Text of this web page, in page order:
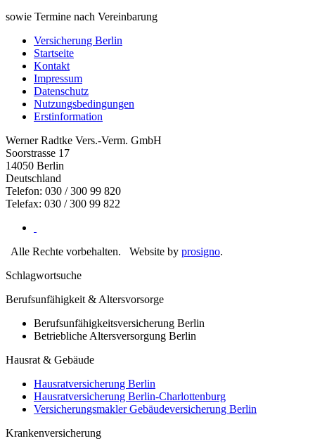
sowie Termine nach Vereinbarung
Versicherung Berlin
Startseite
Kontakt
Impressum
Datenschutz
Nutzungsbedingungen
Erstinformation
Werner Radtke Vers.-Verm. GmbH
Soorstrasse 17
14050 Berlin
Deutschland
Telefon: 030 / 300 99 820
Telefax: 030 / 300 99 822
Alle Rechte vorbehalten. Website by prosigno.
Schlagwortsuche
Berufsunfähigkeit & Altersvorsorge
Berufsunfähigkeitsversicherung Berlin
Betriebliche Altersversorgung Berlin
Hausrat & Gebäude
Hausratversicherung Berlin
Hausratversicherung Berlin-Charlottenburg
Versicherungsmakler Gebäudeversicherung Berlin
Krankenversicherung